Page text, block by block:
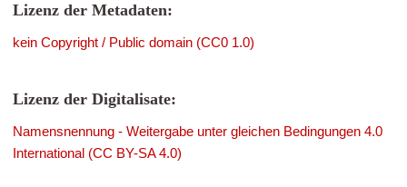
Lizenz der Metadaten:
kein Copyright / Public domain (CC0 1.0)
Lizenz der Digitalisate:
Namensnennung - Weitergabe unter gleichen Bedingungen 4.0
International (CC BY-SA 4.0)